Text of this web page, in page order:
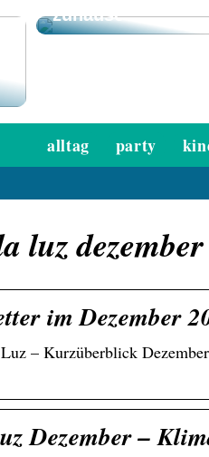
zuhause
alltag party
luz dezember
im Dezember
– Kurzüberblick
Dezember –